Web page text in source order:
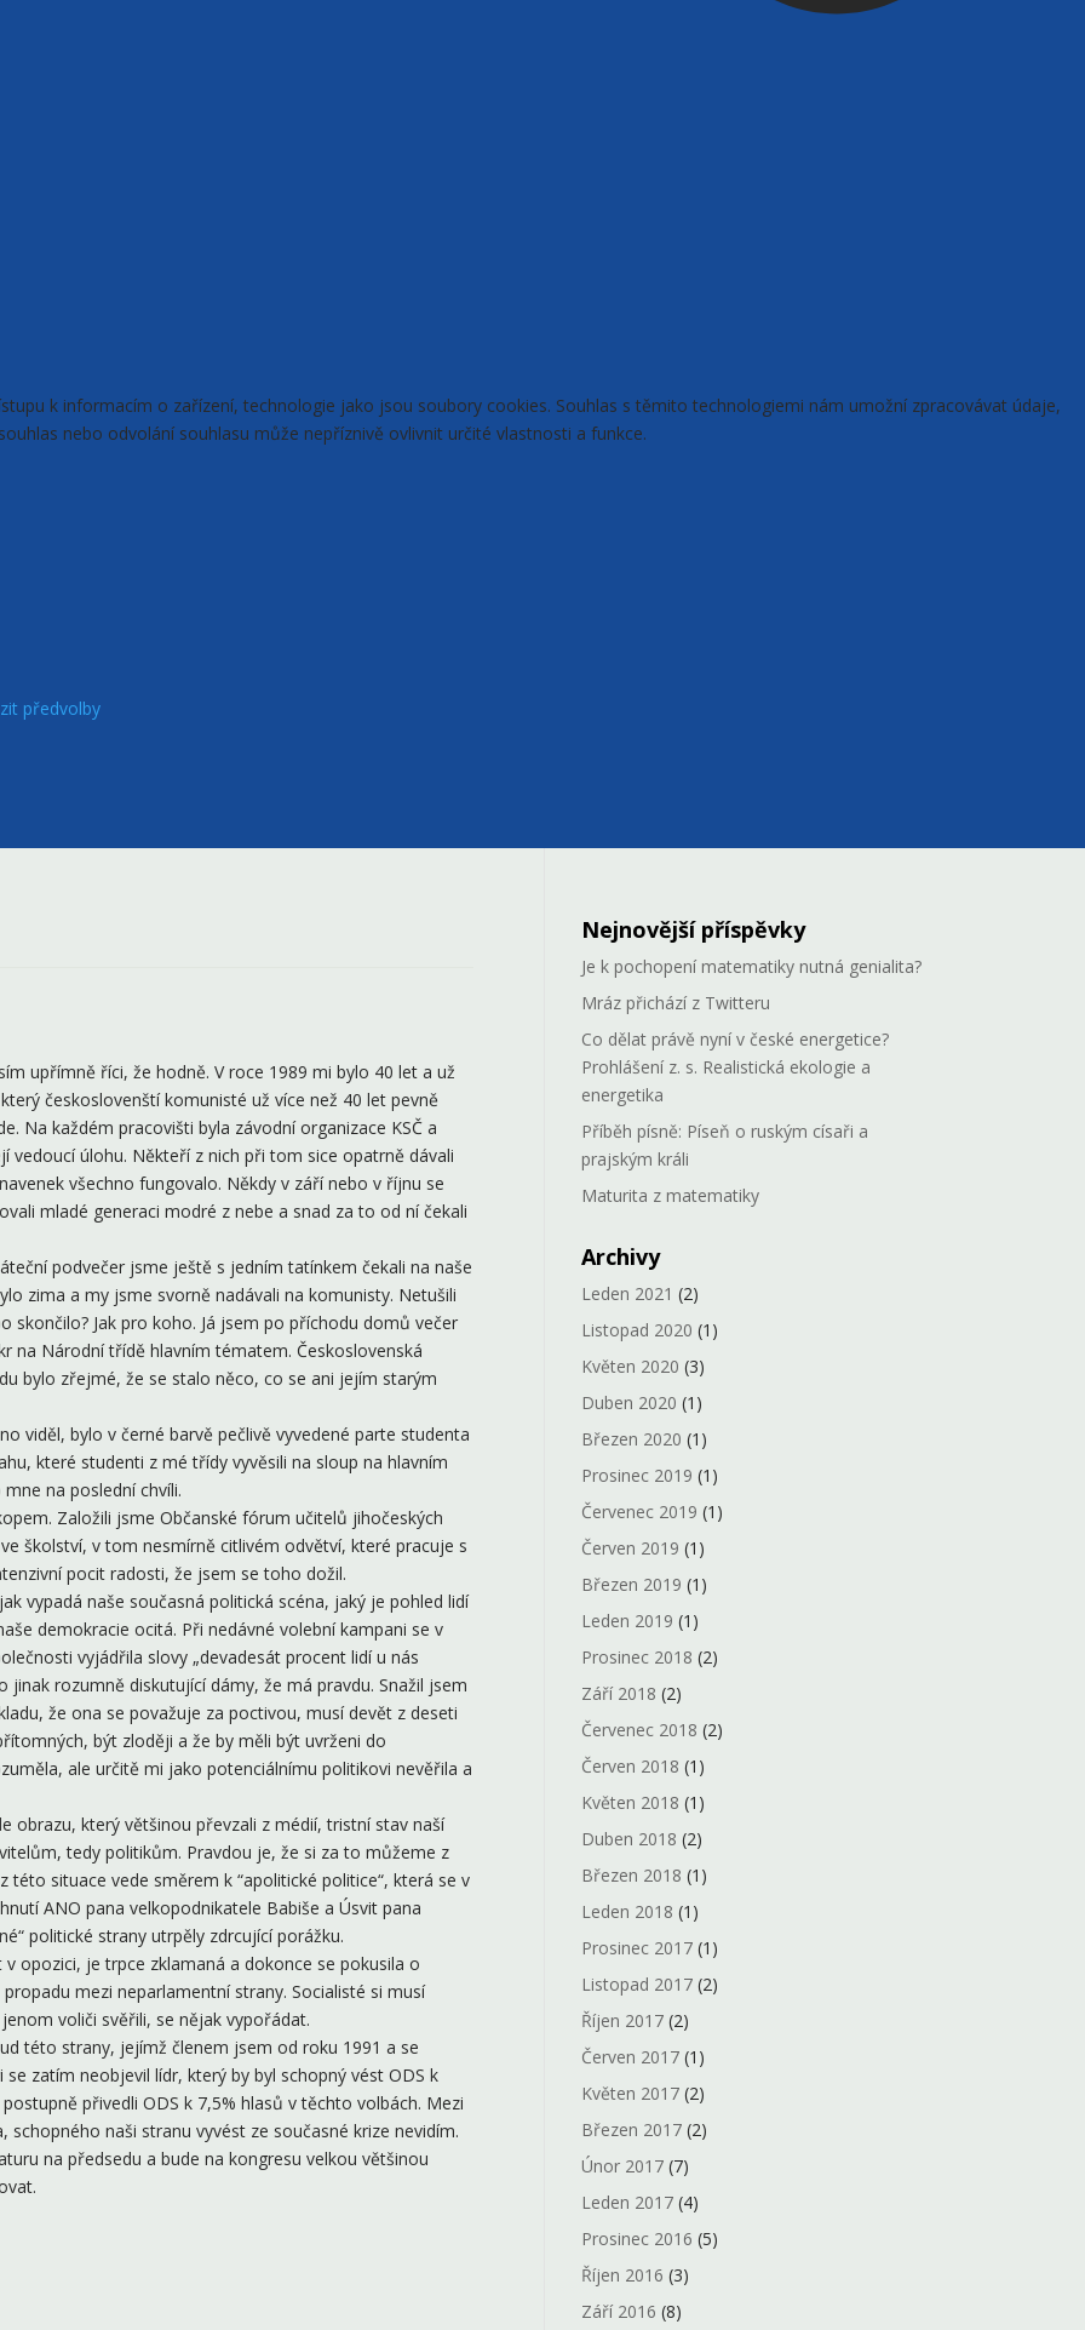
k informacím o zařízení, technologie jako jsou soubory cookies. Souhlas s těmito technologiemi nám umožní zpracovávat údaje,
nebo odvolání souhlasu může nepříznivě ovlivnit určité vlastnosti a funkce.
předvolby
upřímně říci, že hodně. V roce 1989 mi bylo 40 let a už
českoslovenští komunisté už více než 40 let pevně
Na každém pracovišti byla závodní organizace KSČ a
úlohu. Někteří z nich při tom sice opatrně dávali
všechno fungovalo. Někdy v září nebo v říjnu se
mladé generaci modré z nebe a snad za to od ní čekali
podvečer jsme ještě s jedním tatínkem čekali na naše
zima a my jsme svorně nadávali na komunisty. Netušili
skončilo? Jak pro koho. Já jsem po příchodu domů večer
na Národní třídě hlavním tématem. Československá
bylo zřejmé, že se stalo něco, co se ani jejím starým
viděl, bylo v černé barvě pečlivě vyvedené parte studenta
které studenti z mé třídy vyvěsili na sloup na hlavním
na poslední chvíli.
Založili jsme Občanské fórum učitelů jihočeských
školství, v tom nesmírně citlivém odvětví, které pracuje s
pocit radosti, že jsem se toho dožil.
vypadá naše současná politická scéna, jaký je pohled lidí
demokracie ocitá. Při nedávné volební kampani se v
vyjádřila slovy „devadesát procent lidí u nás
jinak rozumně diskutující dámy, že má pravdu. Snažil jsem
že ona se považuje za poctivou, musí devět z deseti
být zloději a že by měli být uvrženi do
ale určitě mi jako potenciálnímu politikovi nevěřila a
obrazu, který většinou převzali z médií, tristní stav naší
tedy politikům. Pravdou je, že si za to můžeme z
situace vede směrem k “apolitické politice“, která se v
ANO pana velkopodnikatele Babiše a Úsvit pana
politické strany utrpěly zdrcující porážku.
opozici, je trpce zklamaná a dokonce se pokusila o
mezi neparlamentní strany. Socialisté si musí
voliči svěřili, se nějak vypořádat.
této strany, jejímž členem jsem od roku 1991 a se
zatím neobjevil lídr, který by byl schopný vést ODS k
přivedli ODS k 7,5% hlasů v těchto volbách. Mezi
schopného naši stranu vyvést ze současné krize nevidím.
na předsedu a bude na kongresu velkou většinou
Nejnovější příspěvky
Je k pochopení matematiky nutná genialita?
Mráz přichází z Twitteru
Co dělat právě nyní v české energetice?
Prohlášení z. s. Realistická ekologie a
energetika
Příběh písně: Píseň o ruským císaři a
prajským králi
Maturita z matematiky
Archivy
Leden 2021 (2)
Listopad 2020 (1)
Květen 2020 (3)
Duben 2020 (1)
Březen 2020 (1)
Prosinec 2019 (1)
Červenec 2019 (1)
Červen 2019 (1)
Březen 2019 (1)
Leden 2019 (1)
Prosinec 2018 (2)
Září 2018 (2)
Červenec 2018 (2)
Červen 2018 (1)
Květen 2018 (1)
Duben 2018 (2)
Březen 2018 (1)
Leden 2018 (1)
Prosinec 2017(1)
Listopad 2017(2)
Říjen 2017(2)
Červen 2017(1)
Květen 2017(2)
Březen 2017(2)
Únor 2017(7)
Leden 2017(4)
Prosinec 2016 (5)
Říjen 2016 (3)
Září 2016 (8)